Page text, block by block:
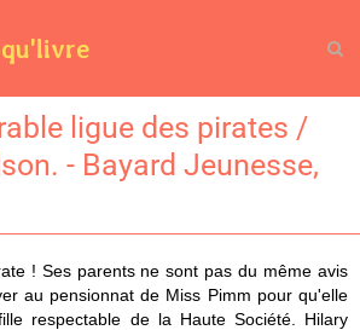
ligue des pirates /
- Bayard Jeunesse,
! Ses parents ne sont pas du même avis
au pensionnat de Miss Pimm pour qu'elle
respectable de la Haute Société. Hilary